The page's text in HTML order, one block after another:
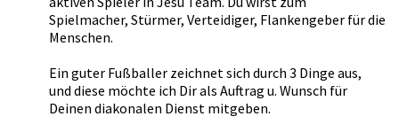
Spielmacher, Stürmer, Verteidiger, Flankengeber für die
Menschen.
Ein guter Fußballer zeichnet sich durch 3 Dinge aus,
und diese möchte ich Dir als Auftrag u. Wunsch für
Deinen diakonalen Dienst mitgeben.